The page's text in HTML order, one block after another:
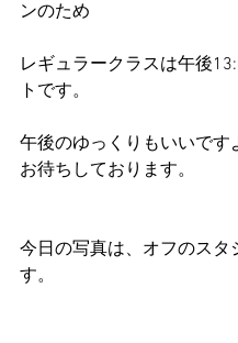
ンのため
レギュラークラスは午後
トです。
午後のゆっくりもいいです
お待ちしております。
今日の写真は、オフのスタ
す。